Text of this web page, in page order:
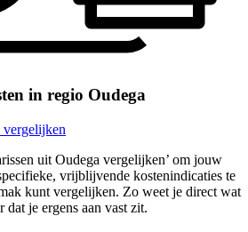
in regio Oudega
vergelijken
uit Oudega vergelijken’ om jouw
vrijblijvende kostenindicaties te
kunt vergelijken. Zo weet je direct wat
dat je ergens aan vast zit.